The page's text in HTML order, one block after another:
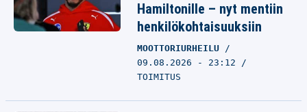
Hamiltonille – nyt mentiin
henkilökohtaisuuksiin
MOOTTORIURHEILU
09.08.2026 - 23:12
TOIMITUS